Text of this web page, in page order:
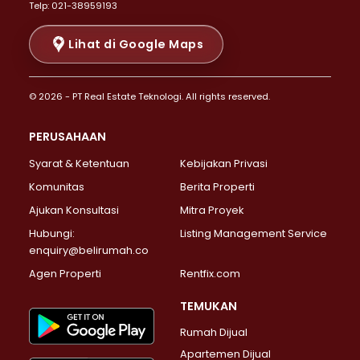
Properti Dijual di Cikini >
Properti Dijual di Kramat >
Properti Dijual di Pasar Baru >
Properti Dijual di Bendungan Hilir >
Properti Dijual di Jakarta Selatan >
Properti Dijual di Lebak Bulus >
Properti Dijual di Gandaria Selatan >
Properti Dijual di Pondok Labu >
Properti Dijual di Lenteng Agung >
Properti Dijual di Senayan >
Properti Dijual di Pondok Pinang >
Properti Dijual di Kebayoran Lama >
Properti Dijual di Kebayoran Baru >
Properti Dijual di Pancoran >
Properti Dijual di Mampang Prapatan >
Telp: 021-38959193
Lihat di Google Maps
© 2026 - PT Real Estate Teknologi. All rights reserved.
PERUSAHAAN
Syarat & Ketentuan
Kebijakan Privasi
Komunitas
Berita Properti
Ajukan Konsultasi
Mitra Proyek
Hubungi:
enquiry@belirumah.co
Listing Management Service
Agen Properti Rentfix.com
TEMUKAN
Rumah Dijual
Apartemen Dijual